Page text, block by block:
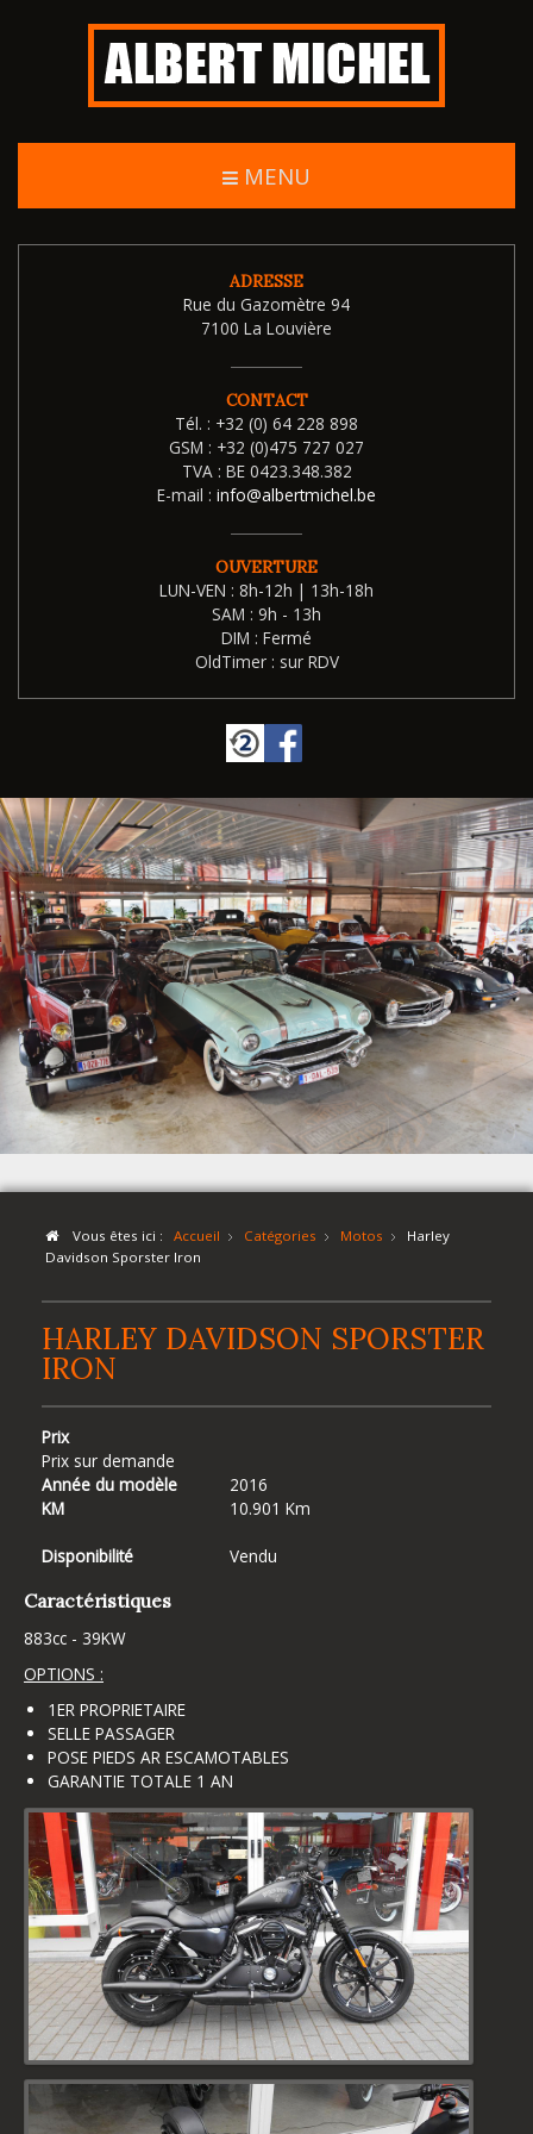
MENU
ADRESSE
Rue du Gazomètre 94
7100 La Louvière
CONTACT
Tél. : +32 (0) 64 228 898
GSM : +32 (0)475 727 027
TVA : BE 0423.348.382
E-mail : info@albertmichel.be
OUVERTURE
LUN-VEN : 8h-12h | 13h-18h
SAM : 9h - 13h
DIM : Fermé
OldTimer : sur RDV
Vous êtes ici : Accueil Catégories Motos
Harley
Davidson Sporster Iron
HARLEY DAVIDSON SPORSTER
IRON
Prix
Prix sur demande
Année du modèle
2016
KM
10.901 Km
Disponibilité Vendu
Caractéristiques
883cc - 39KW
OPTIONS :
1ER PROPRIETAIRE
SELLE PASSAGER
POSE PIEDS AR ESCAMOTABLES
GARANTIE TOTALE 1 AN